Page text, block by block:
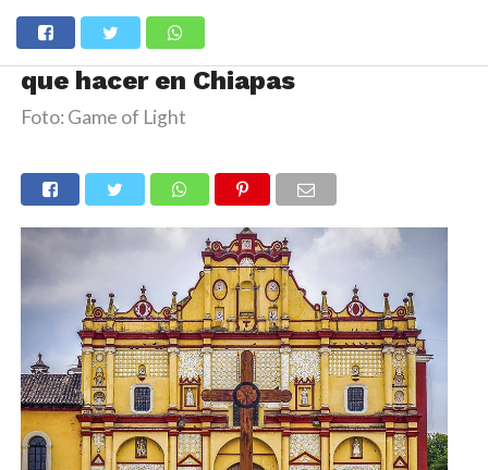
que hacer en Chiapas
Foto: Game of Light